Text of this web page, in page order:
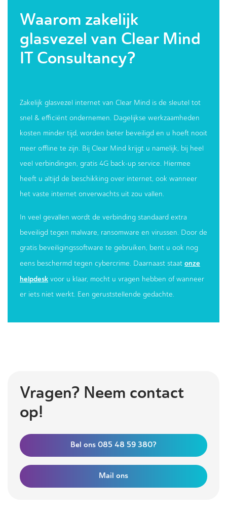
Waarom zakelijk
glasvezel van Clear Mind
IT Consultancy?
Zakelijk glasvezel internet van Clear Mind is de sleutel tot
snel & efficiënt ondernemen. Dagelijkse werkzaamheden
kosten minder tijd, worden beter beveiligd en u hoeft nooit
meer offline te zijn. Bij Clear Mind krijgt u namelijk, bij heel
veel verbindingen, gratis 4G back-up service. Hiermee
heeft u altijd de beschikking over internet, ook wanneer
het vaste internet onverwachts uit zou vallen.
In veel gevallen wordt de verbinding standaard extra
beveiligd tegen malware, ransomware en virussen. Door de
gratis beveiligingssoftware te gebruiken, bent u ook nog
eens beschermd tegen cybercrime. Daarnaast staat onze
helpdesk voor u klaar, mocht u vragen hebben of wanneer
er iets niet werkt. Een geruststellende gedachte.
Vragen? Neem contact
op!
Bel ons 085 48 59 380?
Mail ons